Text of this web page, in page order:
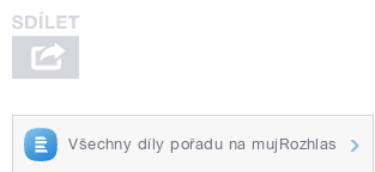
Všechny díly pořadu na mujRozhlas